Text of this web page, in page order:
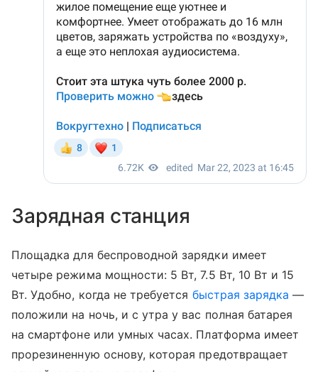
Зарядная станция
Площадка для беспроводной зарядки имеет
четыре режима мощности: 5 Вт, 7.5 Вт, 10 Вт и 15
Вт. Удобно, когда не требуется быстрая зарядка —
положили на ночь, и с утра у вас полная батарея
на смартфоне или умных часах. Платформа имеет
прорезиненную основу, которая предотвращает